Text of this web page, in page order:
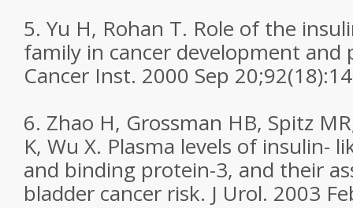
5. Yu H, Rohan T. Role of the
family in cancer development and
Cancer Inst. 2000 Sep
6. Zhao H, Grossman HB, Spitz
K, Wu X. Plasma levels of insulin-
and binding protein-3, and their
bladder cancer risk. J Urol. 2003